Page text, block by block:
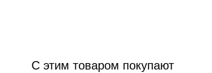
С этим товаром покупают